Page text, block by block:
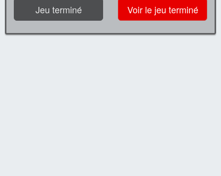
Jeu terminé Voir le jeu terminé